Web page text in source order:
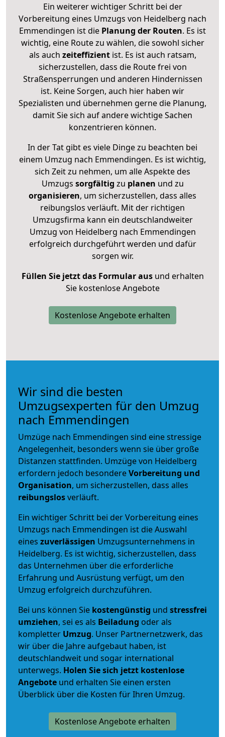
Ein weiterer wichtiger Schritt bei der
Vorbereitung eines Umzugs von Heidelberg nach
Emmendingen ist die Planung der Routen. Es ist
wichtig, eine Route zu wählen, die sowohl sicher
als auch zeiteffizientist. Es ist auch ratsam,
sicherzustellen, dass die Route frei von
Straßensperrungen und anderen Hindernissen
ist. Keine Sorgen, auch hier haben wir
Spezialisten und übernehmen gerne die Planung,
damit Sie sich auf andere wichtige Sachen
konzentrieren können.
In der Tat gibt es viele Dinge zu beachten bei
einem Umzug nach Emmendingen. Es ist wichtig,
sich Zeit zu nehmen, um alle Aspekte des
Umzugs sorgfältig zu planen und zu
organisieren, um sicherzustellen, dass alles
reibungslos verläuft. Mit der richtigen
Umzugsfirma kann ein deutschlandweiter
Umzug von Heidelberg nach Emmendingen
erfolgreich durchgeführt werden und dafür
sorgen wir.
Füllen Sie jetzt das Formular ausund erhalten
Sie kostenlose Angebote
Kostenlose Angebote erhalten
Wir sind die besten
Umzugsexperten für den Umzug
nach Emmendingen
Umzüge nach Emmendingen sind eine stressige
Angelegenheit, besonders wenn sie über große
Distanzen stattfinden. Umzüge von Heidelberg
erfordern jedoch besondereVorbereitung und
Organisation, um sicherzustellen, dass alles
reibungslosverläuft.
Ein wichtiger Schritt bei der Vorbereitung eines
Umzugs nach Emmendingen ist die Auswahl
eines zuverlässigen Umzugsunternehmens in
Heidelberg. Es ist wichtig, sicherzustellen, dass
das Unternehmen über die erforderliche
Erfahrung und Ausrüstung verfügt, um den
Umzug erfolgreich durchzuführen.
Bei uns können Sie kostengünstig und stressfrei
umziehen, sei es als Beiladung oder als
kompletter Umzug. Unser Partnernetzwerk, das
wir über die Jahre aufgebaut haben, ist
deutschlandweit und sogar international
unterwegs. Holen Sie sich jetzt kostenlose
Angebote und erhalten Sie einen ersten
Überblick über die Kosten für Ihren Umzug.
Kostenlose Angebote erhalten